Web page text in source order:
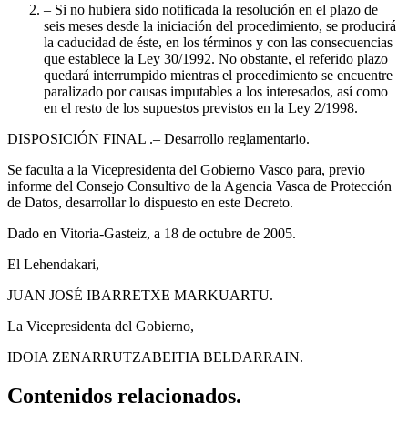
– Si no hubiera sido notificada la resolución en el plazo de
seis meses desde la iniciación del procedimiento, se producirá
la caducidad de éste, en los términos y con las consecuencias
que establece la Ley 30/1992. No obstante, el referido plazo
quedará interrumpido mientras el procedimiento se encuentre
paralizado por causas imputables a los interesados, así como
en el resto de los supuestos previstos en la Ley 2/1998.
DISPOSICIÓN FINAL .– Desarrollo reglamentario.
Se faculta a la Vicepresidenta del Gobierno Vasco para, previo
informe del Consejo Consultivo de la Agencia Vasca de Protección
de Datos, desarrollar lo dispuesto en este Decreto.
Dado en Vitoria-Gasteiz, a 18 de octubre de 2005.
El Lehendakari,
JUAN JOSÉ IBARRETXE MARKUARTU.
La Vicepresidenta del Gobierno,
IDOIA ZENARRUTZABEITIA BELDARRAIN.
Contenidos relacionados.